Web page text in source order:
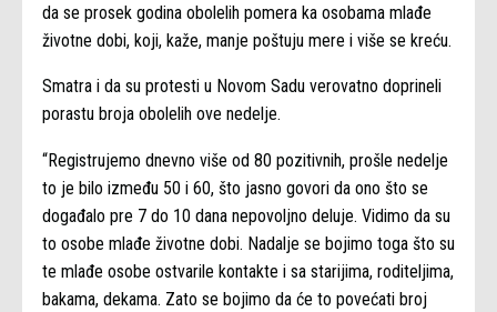
da se prosek godina obolelih pomera ka osobama mlađe
životne dobi, koji, kaže, manje poštuju mere i više se kreću.
Smatra i da su protesti u Novom Sadu verovatno doprineli
porastu broja obolelih ove nedelje.
“Registrujemo dnevno više od 80 pozitivnih, prošle nedelje
to je bilo između 50 i 60, što jasno govori da ono što se
događalo pre 7 do 10 dana nepovoljno deluje. Vidimo da su
to osobe mlađe životne dobi. Nadalje se bojimo toga što su
te mlađe osobe ostvarile kontakte i sa starijima, roditeljima,
bakama, dekama. Zato se bojimo da će to povećati broj